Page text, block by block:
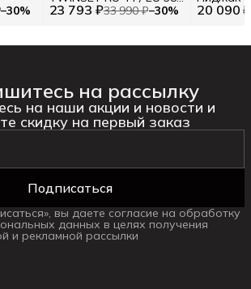
−30% 23 793 ₽33 990 ₽−30%
S 20 090 ₽
на рассылку
на наши акции и новости и
скидку на первый заказ
Подписаться
вы даете согласие на обработку
данных в целях получения
и рекламной рассылки